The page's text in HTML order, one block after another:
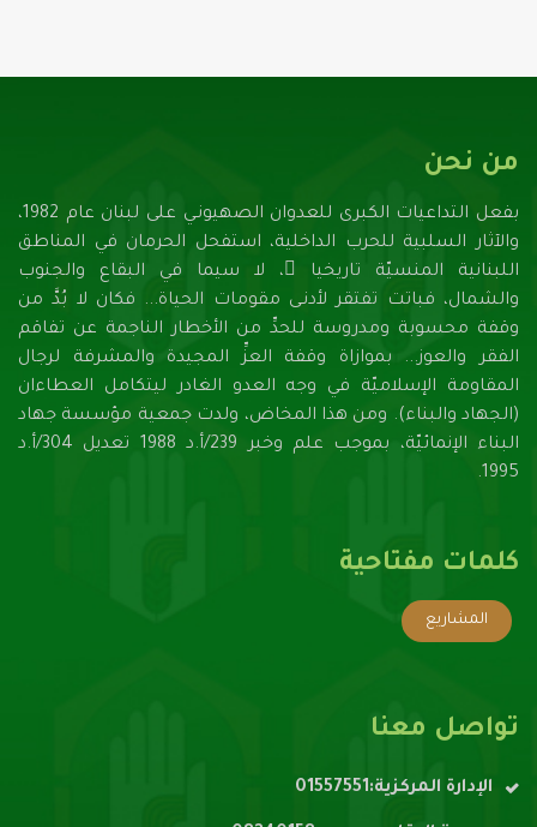
من نحن
بفعل التداعيات الكبرى للعدوان الصهيونـي على لبنان عام 1982،
والآثار السلبية للحرب الداخلية، استفحل الحرمان في المناطق
اللبنانية المنسيّة تاريخيا ً، لا سيما في البقاع والجنوب
والشمال، فباتت تفتقر لأدنـى مقومات الحياة... فكان لا بُدَّ من
وقفة محسوبة ومدروسة للحدِّ من الأخطار الناجمة عن تفاقم
الفقر والعوز... بموازاة وقفة العزِّ المجيدة والمشرفة لرجال
المقاومة الإسلاميّة في وجه العدو الغادر ليتكامل العطاءان
(الجهاد والبناء). ومن هذا المخاض، ولدت جمعية مؤسسة جهاد
البناء الإنمائيّة، بموجب علم وخبر 239/أ.د 1988 تعديل 304/أ.د
1995.
كلمات مفتاحية
المشاريع
تواصل معنا
الإدارة المركزية:01557551